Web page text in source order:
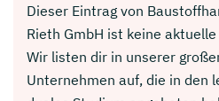
Dieser Eintrag von
Rieth GmbH ist keine
Wir listen dir in unserer
Unternehmen auf, die in den